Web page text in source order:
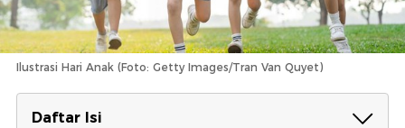
Ilustrasi Hari Anak (Foto: Getty Images/Tran Van Quyet)
Daftar Isi